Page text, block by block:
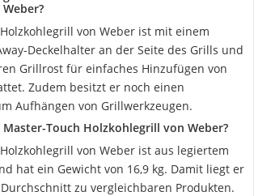
von Weber ist mit einem
Deckelhalter an der Seite des Grills und
Grillrost für einfaches Hinzufügen von
Zudem besitzt er noch einen
Aufhängen von Grillwerkzeugen.
Touch Holzkohlegrill von Weber?
von Weber ist aus legiertem
hat ein Gewicht von 16,9 kg. Damit liegt er
zu vergleichbaren Produkten.